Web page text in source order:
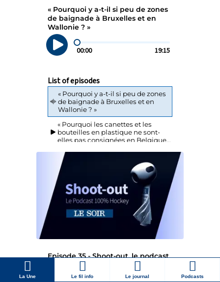
La Une Le fil info Le journal Podcasts